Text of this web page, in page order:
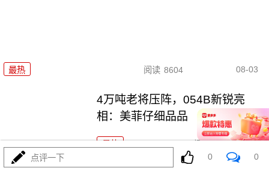
最热 阅读 8604 08-03
4万吨老将压阵，054B新锐亮
相：美菲仔细品品
点评一下 0 0